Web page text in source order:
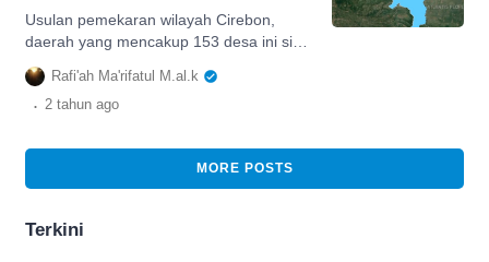
Usulan pemekaran wilayah Cirebon,
daerah yang mencakup 153 desa ini siap
hidup mandiri bersama calon provinsi
baru di Jawa Barat.
Rafi'ah Ma'rifatul M.al.k
. 2 tahun ago
MORE POSTS
Terkini